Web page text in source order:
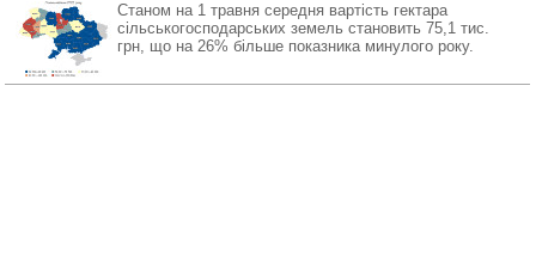
Станом на 1 травня середня вартість гектара
сільськогосподарських земель становить 75,1 тис.
грн, що на 26% більше показника минулого року.